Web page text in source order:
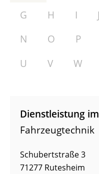
G
H I J
N
O P
U
V W
Dienstleistung
Fahrzeugtechnik
Schubertstraße 3
71277 Rutesheim